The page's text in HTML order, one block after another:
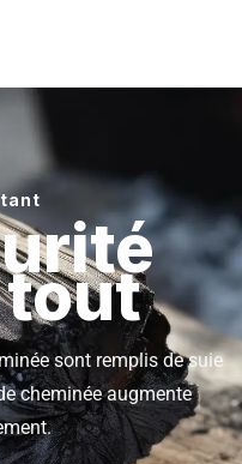
sont remplis de suie
cheminée augmente